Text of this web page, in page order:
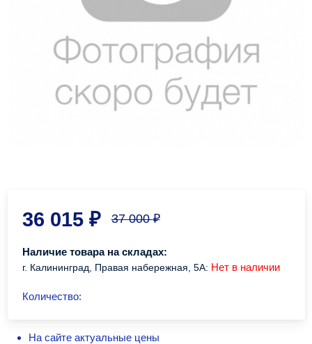
36 015 ₽ 37 000₽
Наличие товара на складах:
г. Калининград, Правая набережная, 5А: Нет в наличии
Количество:
На сайте актуальные цены